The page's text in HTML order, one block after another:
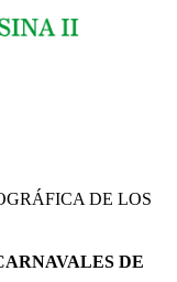
DE LOS
DE